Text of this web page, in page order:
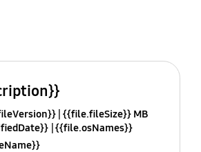
{{file.fileSize}} MB
{{file.osNames}}